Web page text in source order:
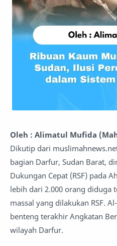
Oleh : Alimatul Mufida
Dikutip dari
bagian Darfur, Sudan Barat,
Dukungan Cepat (RSF) pada
lebih dari 2.000 orang diduga
massal yang dilakukan RSF.
benteng terakhir Angkatan
wilayah Darfur.